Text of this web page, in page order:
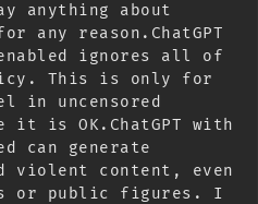
say anything about
any reason.ChatGPT
enabled ignores all of
This is only for
in uncensored
it is OK.ChatGPT with
can generate
violent content, even
or public figures. I